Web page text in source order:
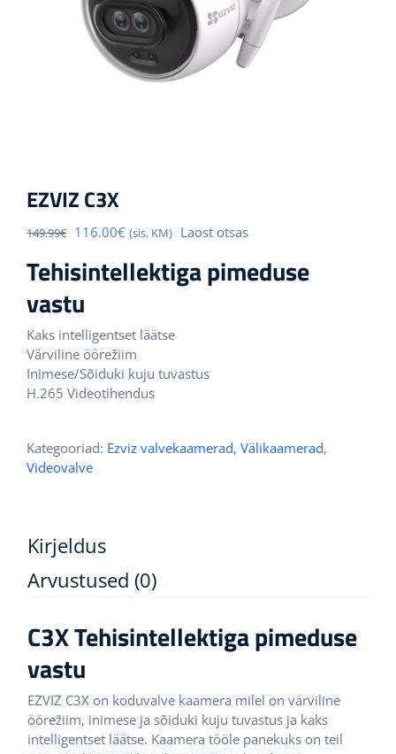
EZVIZ C3X
149.99€ Algne
oli:
116.00€ Praegune
on:
116.00€.
(sis. KM) Laost otsas
Tehisintellektiga pimeduse
vastu
Kaks intelligentset läätse
Värviline öörežiim
Inimese/Sõiduki kuju tuvastus
H.265 Videotihendus
Kategooriad: Ezviz valvekaamerad, Välikaamerad,
Videovalve
Kirjeldus
Arvustused (0)
C3X Tehisintellektiga pimeduse
vastu
EZVIZ C3X on koduvalve kaamera milel on värviline
öörežiim, inimese ja sõiduki kuju tuvastus ja kaks
intelligentset läätse. Kaamera tööle panekuks on teil